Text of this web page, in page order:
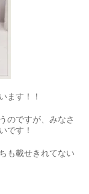
ます！！
のですが、みなさ
です！
も載せきれてない